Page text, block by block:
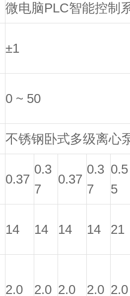
微电脑PLC智能控制
±1
0 ~ 50
不锈钢卧式多级离心
0.37
0.3
7
0.37
0.3
7
0.5
5
14 14 14 14 21
2.0 2.0 2.0 2.0 2.0